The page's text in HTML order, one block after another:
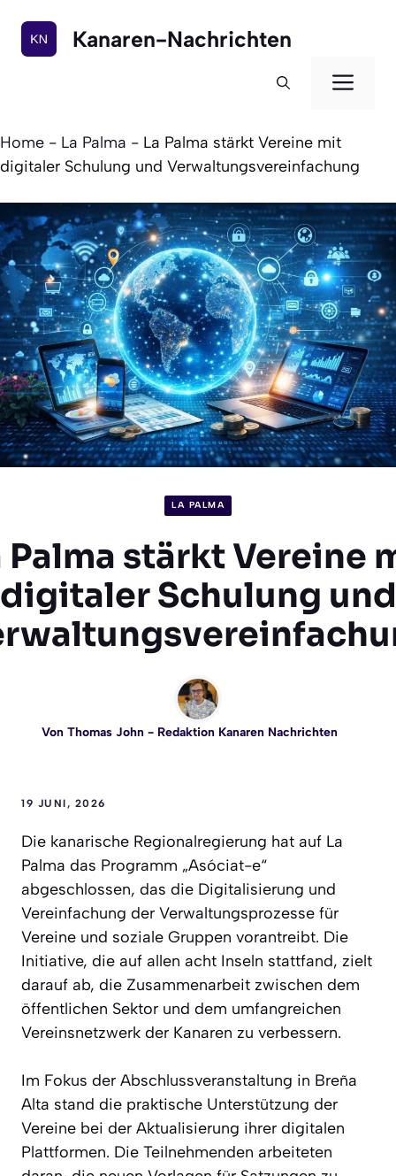
Inhalt
springen
Kanaren-Nachrichten
Home - La Palma - La Palma stärkt Vereine mit
digitaler Schulung und Verwaltungsvereinfachung
LA PALMA
Palma stärkt Vereine
digitaler Schulung und
Von Thomas John- Redaktion Kanaren Nachrichten
19 JUNI, 2026
Die kanarische Regionalregierung hat auf La
Palma das Programm „Asóciat-e“
abgeschlossen, das die Digitalisierung und
Vereinfachung der Verwaltungsprozesse für
Vereine und soziale Gruppen vorantreibt. Die
Initiative, die auf allen acht Inseln stattfand, zielt
darauf ab, die Zusammenarbeit zwischen dem
öffentlichen Sektor und dem umfangreichen
Vereinsnetzwerk der Kanaren zu verbessern.
Im Fokus der Abschlussveranstaltung in Breña
Alta stand die praktische Unterstützung der
Vereine bei der Aktualisierung ihrer digitalen
Plattformen. Die Teilnehmenden arbeiteten